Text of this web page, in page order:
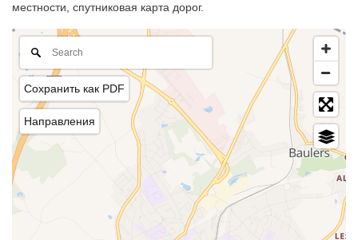
местности, спутниковая карта дорог.
Сохранить как PDF
Направления